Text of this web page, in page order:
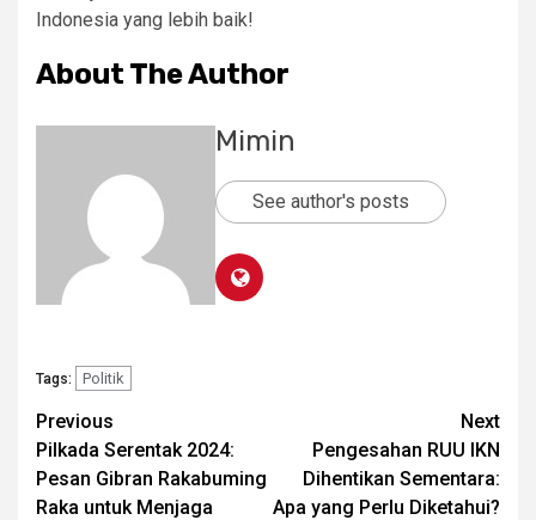
Indonesia yang lebih baik!
About The Author
Mimin
See author's posts
Tags: Politik
Post
navigation
Previous
Pilkada Serentak 2024:
Pesan Gibran Rakabuming
Raka untuk Menjaga
Next
Pengesahan RUU IKN
Dihentikan Sementara:
Apa yang Perlu Diketahui?